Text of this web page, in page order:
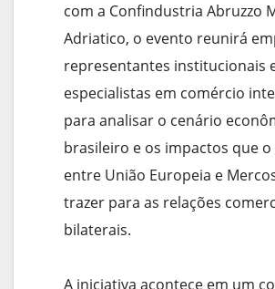
com a Confindustria Abruzzo
Adriatico, o evento reunirá
representantes institucionais
especialistas em comércio
para analisar o cenário
brasileiro e os impactos que
entre União Europeia e
trazer para as relações
bilaterais.
A iniciativa acontece em um